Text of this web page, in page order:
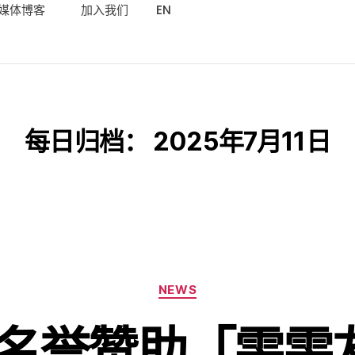
体博客 加入我们 EN
每日归档： 2025年7月11日
NEWS